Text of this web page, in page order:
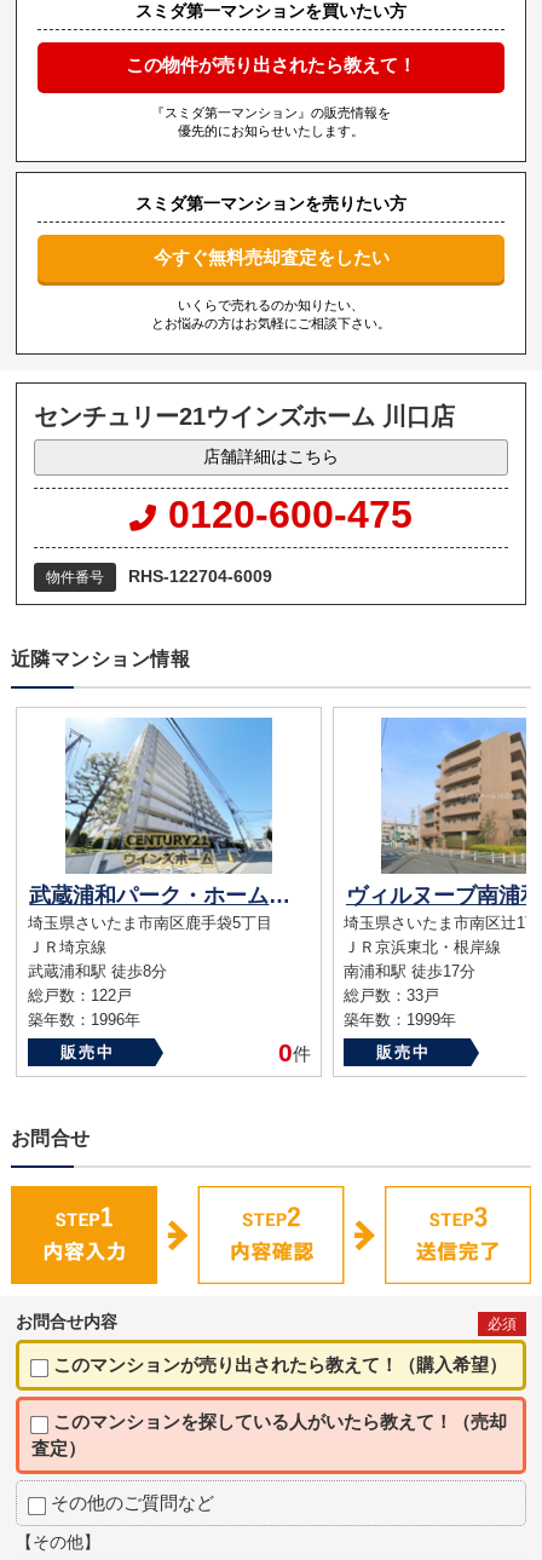
スミダ第一マンションを買いたい方
この物件が売り出されたら教えて！
『スミダ第一マンション』の販売情報を
優先的にお知らせいたします。
スミダ第一マンションを売りたい方
今すぐ無料売却査定をしたい
いくらで売れるのか知りたい、
とお悩みの方はお気軽にご相談下さい。
センチュリー21ウインズホーム 川口店
店舗詳細はこちら
0120-600-475
物件番号 RHS-122704-6009
近隣マンション情報
武蔵浦和パーク・ホームズウエストコート
埼玉県さいたま市南区鹿手袋5丁目
ＪＲ埼京線
武蔵浦和駅 徒歩8分
総戸数：122戸
築年数：1996年
販売中
0件
埼玉県さいたま市南区辻1
ＪＲ京浜東北・根岸線
南浦和駅 徒歩17分
総戸数：33戸
築年数：1999年
販売中
お問合せ
お問合せ内容 必須
このマンションが売り出されたら教えて！（購入希望）
このマンションを探している人がいたら教えて！（売却
査定）
その他のご質問など
【その他】